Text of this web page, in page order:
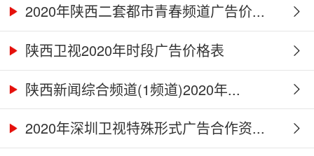
2020年陕西二套都市青春频道广告价...
陕西卫视2020年时段广告价格表
陕西新闻综合频道(1频道)2020年...
2020年深圳卫视特殊形式广告合作资...